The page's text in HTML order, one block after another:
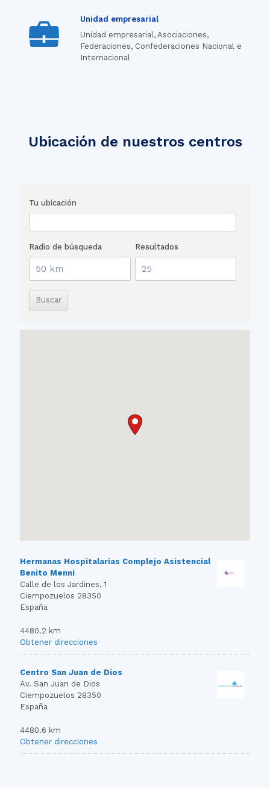
Unidad empresarial
Unidad empresarial, Asociaciones,
Federaciones, Confederaciones Nacional e
Internacional
Ubicación de nuestros centros
Tu ubicación
Radio de búsqueda Resultados
Hermanas Hospitalarias Complejo Asistencial
Benito Menni
Calle de los Jardines, 1
Ciempozuelos 28350
España
4480.2 km
Obtener direcciones
Centro San Juan de Dios
Av. San Juan de Dios
Ciempozuelos 28350
España
4480.6 km
Obtener direcciones